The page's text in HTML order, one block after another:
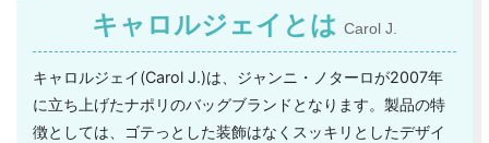
キャロルジェイとは Carol J.
キャロルジェイ(Carol J.)は、ジャンニ・ノターロが2007年
に立ち上げたナポリのバッグブランドとなります。製品の特
徴としては、ゴテっとした装飾はなくスッキリとしたデザイ